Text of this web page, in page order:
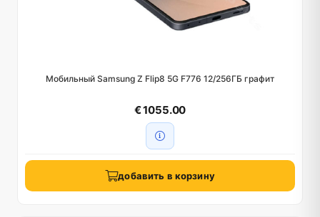
Мобильный Samsung Z Flip8 5G F776 12/256ГБ графит
€ 1055.00
добавить в корзину